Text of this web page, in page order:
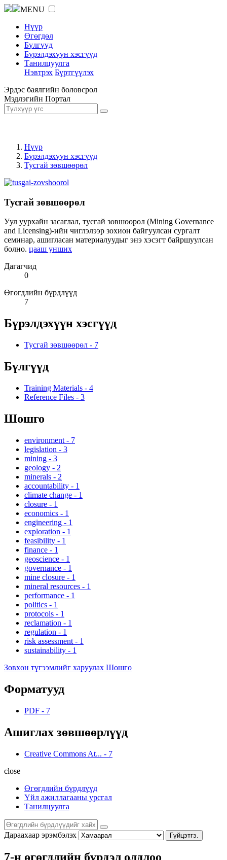
MENU
Нүүр
Өгөгдөл
Бүлгүүд
Бүрэлдэхүүн хэсгүүд
Танилцуулга
Нэвтрэх Бүртгүүлэх
Эрдэс баялгийн боловсрол
Мэдлэгийн Портал
Нүүр
Бүрэлдэхүүн хэсгүүд
Тусгай зөвшөөрөл
Тусгай зөвшөөрөл
Уул уурхайн засаглал, тусгай зөвшөөрөл (Mining Governance
and Licensing)-ийн чиглэлээр зохион байгуулсан сургалт
семинар, ашигласан материалуудыг энэ хэсэгт байршуулсан
болно. цааш унших
Дагагчид
0
Өгөгдлийн бүрдлүүд
7
Бүрэлдэхүүн хэсгүүд
Тусгай зөвшөөрөл - 7
Бүлгүүд
Training Materials - 4
Reference Files - 3
Шошго
environment - 7
legislation - 3
mining - 3
geology - 2
minerals - 2
accountability - 1
climate change - 1
closure - 1
economics - 1
engineering - 1
exploration - 1
feasibility - 1
finance - 1
geoscience - 1
governance - 1
mine closure - 1
mineral resources - 1
performance - 1
politics - 1
protocols - 1
reclamation - 1
regulation - 1
risk assessment - 1
sustainability - 1
Зөвхөн түгээмлийг харуулах Шошго
Форматууд
PDF - 7
Ашиглах зөвшөөрлүүд
Creative Commons At... - 7
close
Өгөгдлийн бүрдлүүд
Үйл ажиллагааны урсгал
Танилцуулга
Дараахаар эрэмбэлэх Гүйцэтгэ.
7-н өгөгдлийн бүрдэл олдлоо